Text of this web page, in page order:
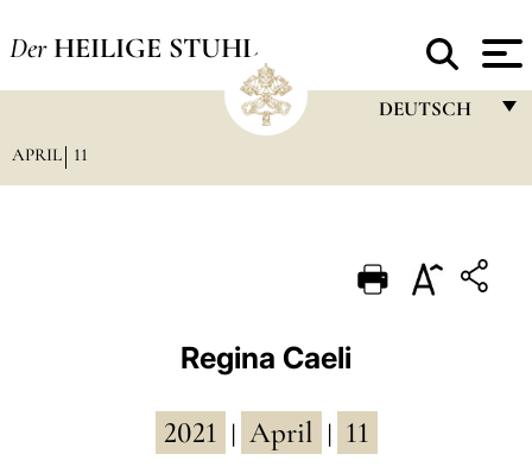
Der HEILIGE STUHL
DEUTSCH
PORTUGUÊS
APRIL 11
Regina Caeli
2021 April 11